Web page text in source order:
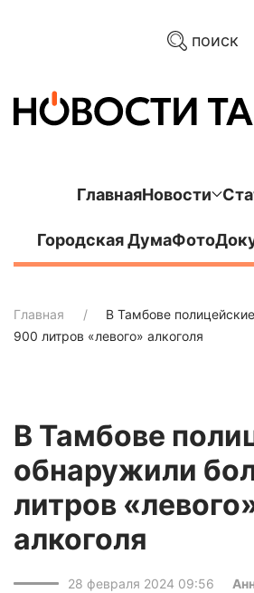
поиск
ГлавнаяНовости
Городская ДумаФото
Главная
В Тамбове
900 литров «левого» алкоголя
В Тамбове
обнаружили
литров
алкоголя
28 февраля 2024 09:56